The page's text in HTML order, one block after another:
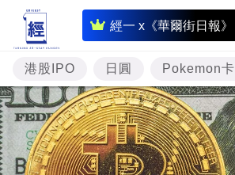
經一 x《華爾街日報》
即
時
財
經
專
題
投
港股IPO 日圓 Pokemon卡